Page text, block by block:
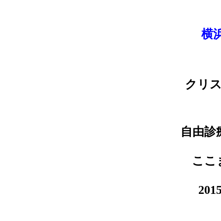
横
クリ
自由
ここ